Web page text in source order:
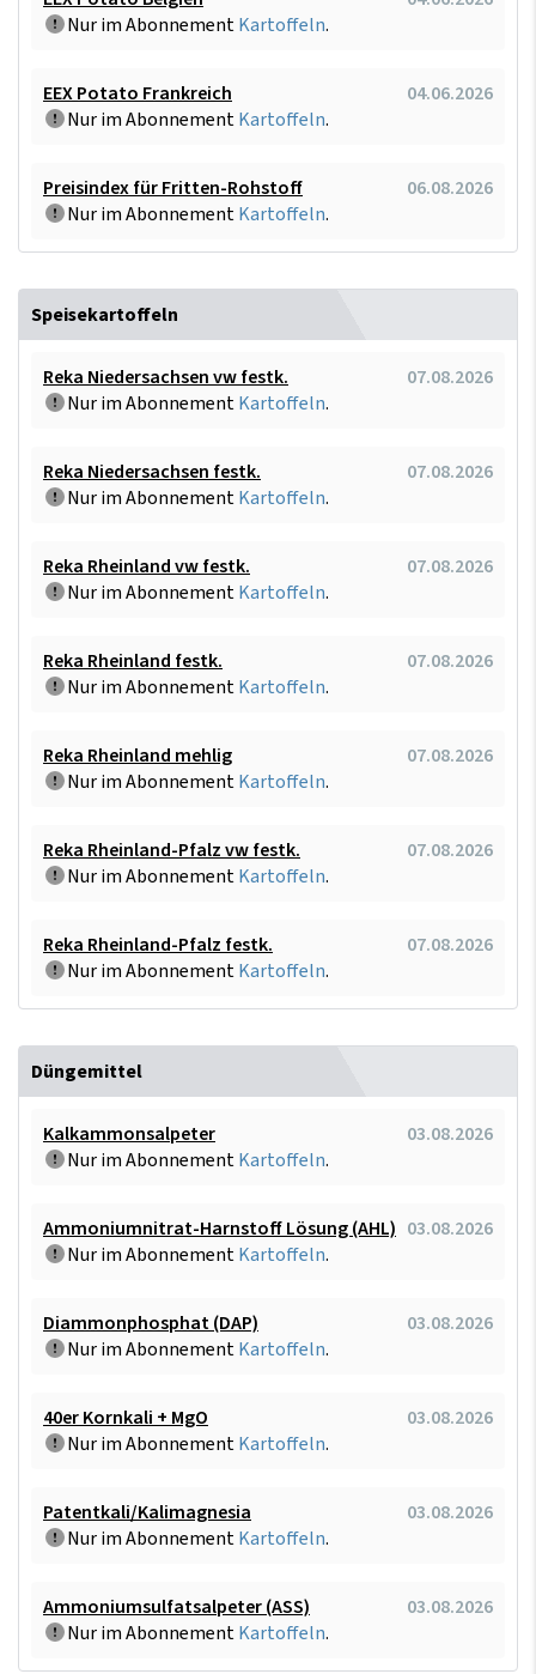
Nur im AbonnementKartoffeln.
EEX Potato Frankreich
04.06.2026
Nur im AbonnementKartoffeln.
Preisindex für Fritten-Rohstoff
06.08.2026
Nur im AbonnementKartoffeln.
Speisekartoffeln
Reka Niedersachsen vw festk.
07.08.2026
Nur im AbonnementKartoffeln.
Reka Niedersachsen festk.
07.08.2026
Nur im AbonnementKartoffeln.
Reka Rheinland vw festk.
07.08.2026
Nur im AbonnementKartoffeln.
Reka Rheinland festk.
07.08.2026
Nur im AbonnementKartoffeln.
Reka Rheinland mehlig
07.08.2026
Nur im AbonnementKartoffeln.
Reka Rheinland-Pfalz vw festk.
07.08.2026
Nur im AbonnementKartoffeln.
Reka Rheinland-Pfalz festk.
07.08.2026
Nur im AbonnementKartoffeln.
Düngemittel
Kalkammonsalpeter
03.08.2026
Nur im AbonnementKartoffeln.
Ammoniumnitrat-Harnstoff Lösung (AHL) 03.08.2026
Nur im AbonnementKartoffeln.
Diammonphosphat (DAP)
03.08.2026
Nur im AbonnementKartoffeln.
40er Kornkali + MgO
03.08.2026
Nur im AbonnementKartoffeln.
Patentkali/Kalimagnesia
03.08.2026
Nur im AbonnementKartoffeln.
Ammoniumsulfatsalpeter (ASS)
03.08.2026
Nur im AbonnementKartoffeln.